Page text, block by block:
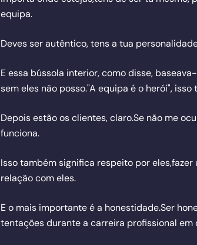
equipa.
Deves ser autêntico, tens a tua
E essa bússola interior, como disse,
sem eles não posso."A equipa é o herói",
Depois estão os clientes, claro.Se não me
funciona.
Isso também significa respeito por
relação com eles.
E o mais importante é a honestidade.Ser
tentações durante a carreira profissional em